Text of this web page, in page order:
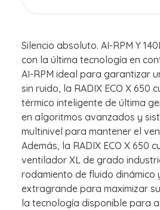
Silencio absoluto. AI-RPM Y
con la última tecnología en
AI-RPM ideal para garantizar
sin ruido, la RADIX ECO X 650
térmico inteligente de última
en algoritmos avanzados y
multinivel para mantener el
Además, la RADIX ECO X 650
ventilador XL de grado
rodamiento de fluido dinámico
extragrande para maximizar
la tecnología disponible para